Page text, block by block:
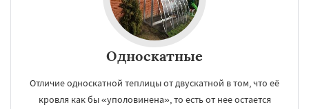
Односкатные
Отличие односкатной теплицы от двускатной в том, что её
кровля как бы «уполовинена», то есть от нее остается